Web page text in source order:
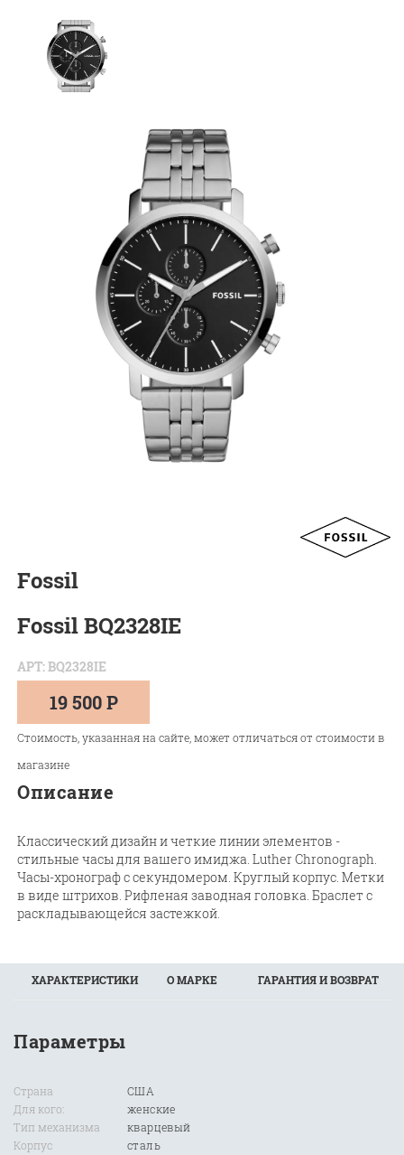
Fossil
Fossil BQ2328IE
АРТ: BQ2328IE
19 500 Р
Стоимость, указанная на сайте, может отличаться от стоимости в
магазине
Описание
Классический дизайн и четкие линии элементов -
стильные часы для вашего имиджа. Luther Chronograph.
Часы-хронограф с секундомером. Круглый корпус. Метки
в виде штрихов. Рифленая заводная головка. Браслет с
раскладывающейся застежкой.
ХАРАКТЕРИСТИКИ О МАРКЕ ГАРАНТИЯ И ВОЗВРАТ
Параметры
Страна
Для кого:
Тип механизма
Корпус
США
женские
кварцевый
сталь